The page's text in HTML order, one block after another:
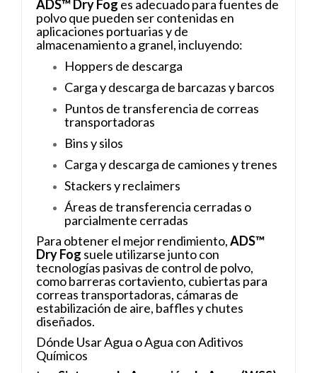
ADS™ Dry Fog es adecuado para fuentes de
polvo que pueden ser contenidas en
aplicaciones portuarias y de
almacenamiento a granel, incluyendo:
Hoppers de descarga
Carga y descarga de barcazas y barcos
Puntos de transferencia de correas
transportadoras
Bins y silos
Carga y descarga de camiones y trenes
Stackers y reclaimers
Áreas de transferencia cerradas o
parcialmente cerradas
Para obtener el mejor rendimiento,ADS™
Dry Fog suele utilizarse junto con
tecnologías pasivas de control de polvo,
como barreras cortaviento, cubiertas para
correas transportadoras, cámaras de
estabilización de aire, baffles y chutes
diseñados.
Dónde Usar Agua o Agua con Aditivos
Químicos